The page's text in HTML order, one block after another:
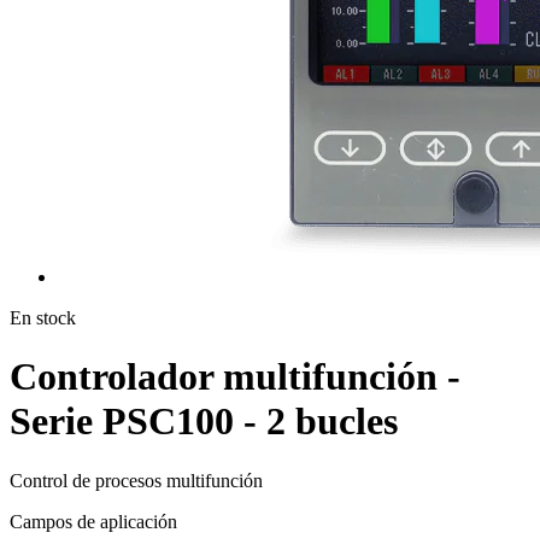
En stock
Controlador multifunción -
Serie PSC100 - 2 bucles
Control de procesos multifunción
Campos de aplicación